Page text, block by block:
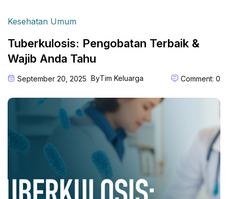
Kesehatan Umum
Tuberkulosis: Pengobatan Terbaik &
Wajib Anda Tahu
September 20, 2025 ByTim Keluarga Comment: 0